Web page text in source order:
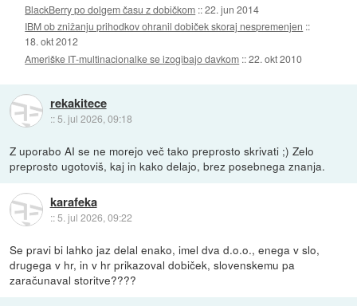
BlackBerry po dolgem času z dobičkom ::22. jun 2014
IBM ob znižanju prihodkov ohranil dobiček skoraj nespremenjen ::
18. okt 2012
Ameriške IT-multinacionalke se izogibajo davkom ::22. okt 2010
rekakitece
:: 5. jul 2026, 09:18
Z uporabo AI se ne morejo več tako preprosto skrivati ;) Zelo
preprosto ugotoviš, kaj in kako delajo, brez posebnega znanja.
karafeka
::5. jul 2026, 09:22
Se pravi bi lahko jaz delal enako, imel dva d.o.o., enega v slo,
drugega v hr, in v hr prikazoval dobiček, slovenskemu pa
zaračunaval storitve????